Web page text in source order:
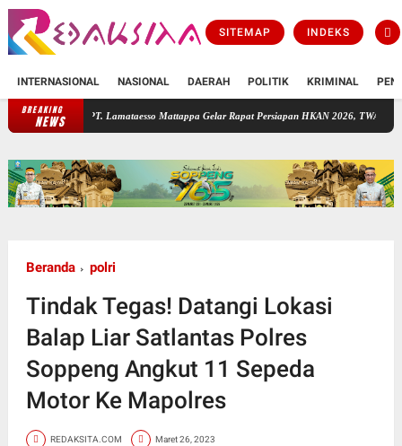
SITEMAP INDEKS
INTERNASIONAL NASIONAL DAERAH POLITIK KRIMINAL
BREAKING
NEWS
PT. Lamataesso Mattappa Gelar Rapat Persiapan HKAN 2026, TWA Lejja Jadi Tuan Rumah
Beranda polri
Tindak Tegas! Datangi Lokasi
Balap Liar Satlantas Polres
Soppeng Angkut 11 Sepeda
Motor Ke Mapolres
REDAKSITA.COM Maret 26, 2023